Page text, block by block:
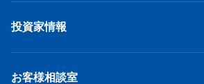
投資家情報
お客様相談室